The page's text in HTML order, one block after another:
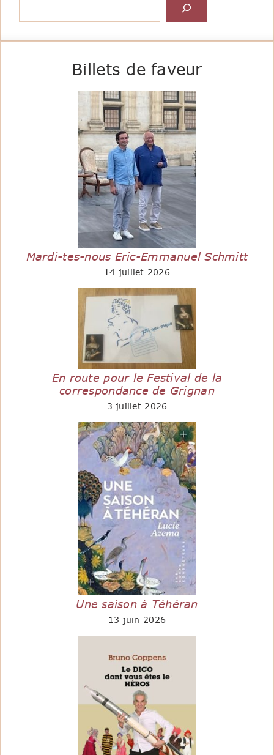
Billets de faveur
Mardi-tes-nous Eric-Emmanuel Schmitt
14 juillet 2026
En route pour le Festival de la
correspondance de Grignan
3 juillet 2026
Une saison à Téhéran
13 juin 2026